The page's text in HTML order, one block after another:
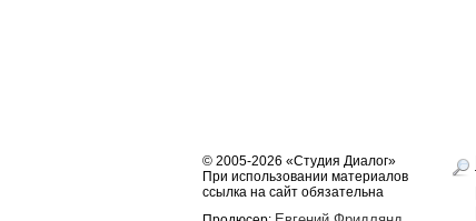
© 2005-2026 «Студия Диалог»
При использовании материалов
ссылка на сайт обязательна